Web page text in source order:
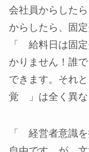
会社員からした
からしたら、固
「 給料日は固
かりません！誰
できます。それ
覚 」は全く異な
「 経営者意識